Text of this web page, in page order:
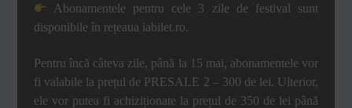
Abonamentele pentru cele 3 zile de festival sunt
disponibile în rețeaua iabilet.ro.
Pentru încă câteva zile, până la 15 mai, abonamentele vor
fi valabile la prețul de PRESALE 2 – 300 de lei. Ulterior,
ele vor putea fi achiziționate la prețul de 350 de lei până